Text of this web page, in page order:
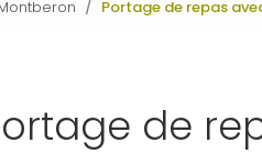
Portage de repas
de